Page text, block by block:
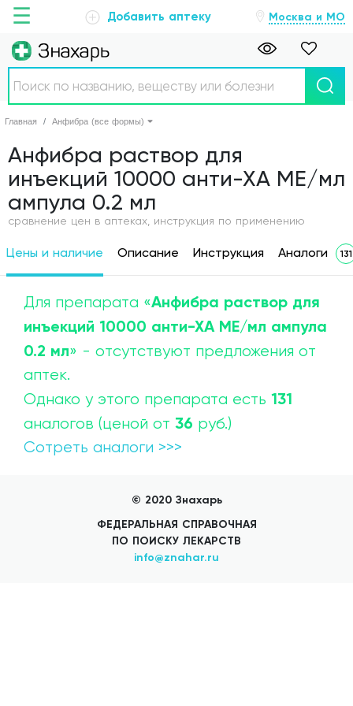
Главная
Аптеки
Болезни
Новости
Препараты
О проекте
Обратная связь
Добавить аптеку
☰ Добавить аптеку Москва и МО
Главная Анфибра (все формы)
Анфибра раствор для
инъекций 10000 анти-ХА МЕ/мл
ампула 0.2 мл
сравнение цен в аптеках, инструкция по применению
Цены и наличие Описание Инструкция Аналоги 131
Для препарата «Анфибра раствор для
инъекций 10000 анти-ХА МЕ/мл ампула
0.2 мл» - отсутствуют предложения от
аптек.
Однако у этого препарата есть 131
аналогов (ценой от 36 руб.)
Сотреть аналоги >>>
© 2020 Знахарь
ФЕДЕРАЛЬНАЯ СПРАВОЧНАЯ
ПО ПОИСКУ ЛЕКАРСТВ
info@znahar.ru